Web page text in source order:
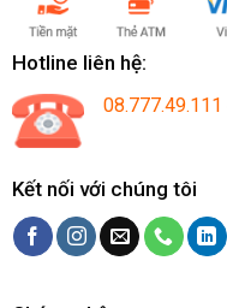
Hotline liên hệ:
08.777.49.111
Kết nối với chúng tôi